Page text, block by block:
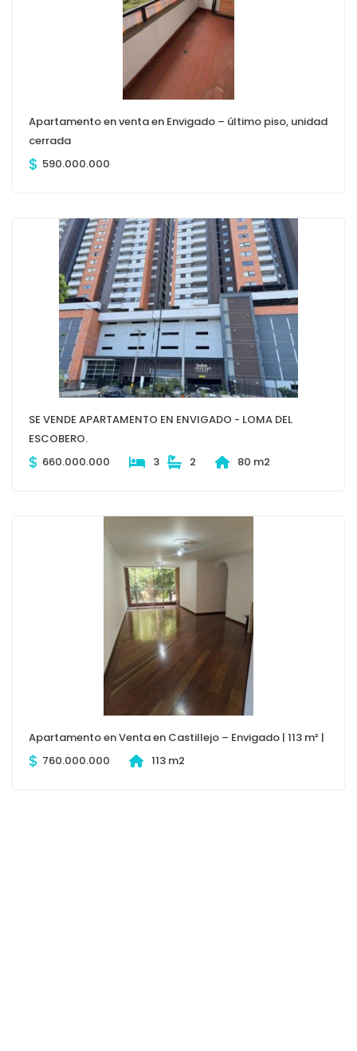
Apartamento en venta en Envigado – último piso, unidad
cerrada
$ 590.000.000
SE VENDE APARTAMENTO EN ENVIGADO - LOMA DEL
ESCOBERO.
$ 660.000.000 3 2 80 m2
Apartamento en Venta en Castillejo – Envigado | 113 m² |
$ 760.000.000 113 m2